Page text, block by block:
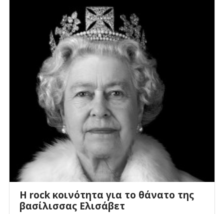
Η rock κοινότητα για το θάνατο της
βασίλισσας Ελισάβετ